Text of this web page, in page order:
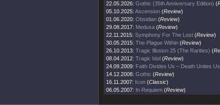
22.05.2026: Gothic (35th Anniversary Edition) (
05.10.2025: Ascension (Review)
01.06.2020: Obsidian (Review)
29.08.2017: Medusa (Review)
22.11.2015: Symphony For The Lost (Review)
30.05.2015: The Plague Within (Review)
26.10.2013: Tragic Illusion 25 (The Rarities) (
08.04.2012: Tragic Idol (Review)
24.09.2009: Faith Divides Us – Death Unites Us
14.12.2008: Gothic (Review)
16.11.2007: Icon (Classic)
06.05.2007: In Requiem (Review)